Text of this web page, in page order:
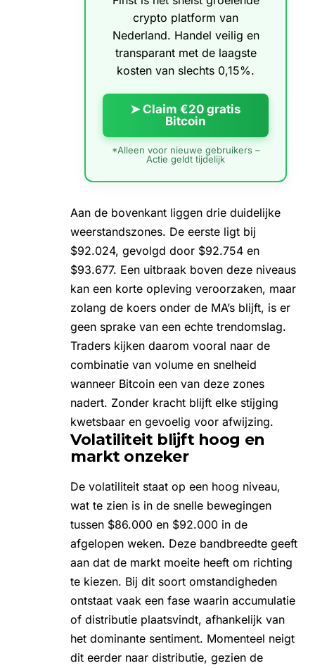
crypto platform van
Nederland. Handel veilig en
transparant met de laagste
kosten van slechts 0,15%.
➤ Claim €20 gratis
Bitcoin
*Alleen voor nieuwe gebruikers –
Actie geldt tijdelijk
Aan de bovenkant liggen drie duidelijke
weerstandszones. De eerste ligt bij
$92.024, gevolgd door $92.754 en
$93.677. Een uitbraak boven deze niveaus
kan een korte opleving veroorzaken, maar
zolang de koers onder de MA’s blijft, is er
geen sprake van een echte trendomslag.
Traders kijken daarom vooral naar de
combinatie van volume en snelheid
wanneer Bitcoin een van deze zones
nadert. Zonder kracht blijft elke stijging
kwetsbaar en gevoelig voor afwijzing.
Volatiliteit blijft hoog en
markt onzeker
De volatiliteit staat op een hoog niveau,
wat te zien is in de snelle bewegingen
tussen $86.000 en $92.000 in de
afgelopen weken. Deze bandbreedte geeft
aan dat de markt moeite heeft om richting
te kiezen. Bij dit soort omstandigheden
ontstaat vaak een fase waarin accumulatie
of distributie plaatsvindt, afhankelijk van
het dominante sentiment. Momenteel neigt
dit eerder naar distributie, gezien de